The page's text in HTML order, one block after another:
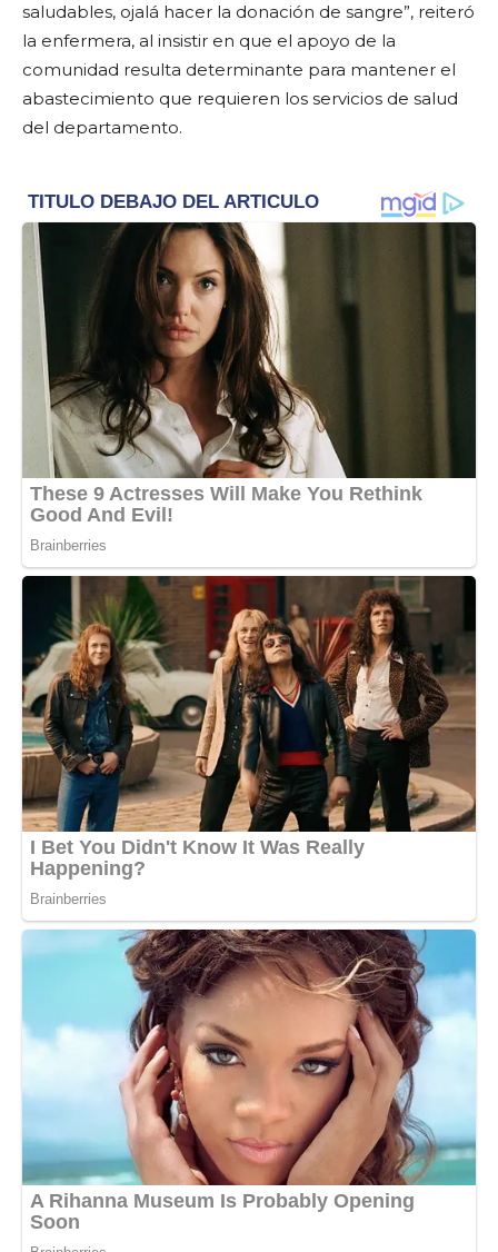
saludables, ojalá hacer la donación de sangre”, reiteró
la enfermera, al insistir en que el apoyo de la
comunidad resulta determinante para mantener el
abastecimiento que requieren los servicios de salud
del departamento.